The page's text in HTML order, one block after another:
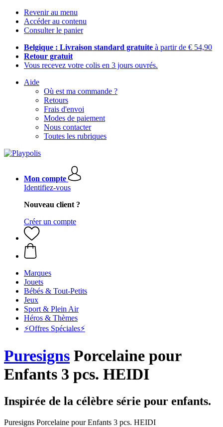
Revenir au menu
Accéder au contenu
Consulter le panier
Belgique : Livraison standard gratuite à partir de € 54,90
Retour gratuit
Vous recevez votre colis en 3 jours ouvrés.
Aide
Où est ma commande ?
Retours
Frais d'envoi
Modes de paiement
Nous contacter
Toutes les rubriques
Mon compte
Identifiez-vous
Nouveau client ?
Créer un compte
Marques
Jouets
Bébés & Tout-Petits
Jeux
Sport & Plein Air
Héros & Thèmes
⚡️Offres Spéciales⚡️
Puresigns Porcelaine pour
Enfants 3 pcs. HEIDI
Inspirée de la célèbre série pour enfants.
Puresigns Porcelaine pour Enfants 3 pcs. HEIDI